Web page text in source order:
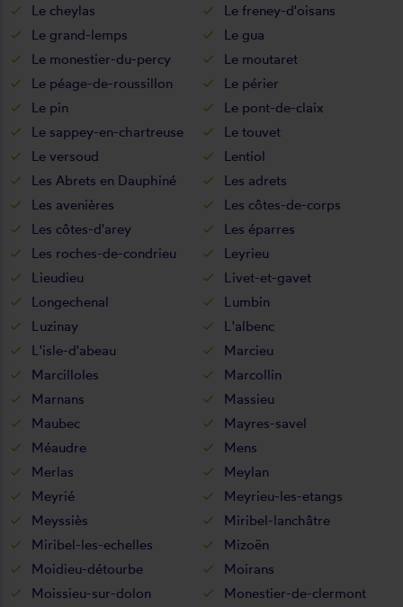
Le cheylas
Le freney-d'oisans
Le grand-lemps
Le gua
Le monestier-du-percy
Le moutaret
Le péage-de-roussillon
Le périer
Le pin
Le pont-de-claix
Le sappey-en-chartreuse
Le touvet
Le versoud
Lentiol
Les Abrets en Dauphiné
Les adrets
Les avenières
Les côtes-de-corps
Les côtes-d'arey
Les éparres
Les roches-de-condrieu
Leyrieu
Lieudieu
Livet-et-gavet
Longechenal
Lumbin
Luzinay
L'albenc
L'isle-d'abeau
Marcieu
Marcilloles
Marcollin
Marnans
Massieu
Maubec
Mayres-savel
Méaudre
Mens
Merlas
Meylan
Meyrié
Meyrieu-les-etangs
Meyssiès
Miribel-lanchâtre
Miribel-les-echelles
Mizoën
Moidieu-détourbe
Moirans
Moissieu-sur-dolon
Monestier-de-clermont